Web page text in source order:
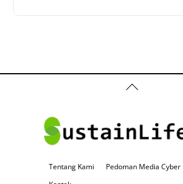
Back
To
Tentang Kami Pedoman Media Cyber